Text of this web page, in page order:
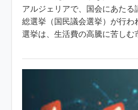
アルジェリアで、国会にあたる
総選挙（国民議会選挙）が行わ
選挙は、生活費の高騰に苦し